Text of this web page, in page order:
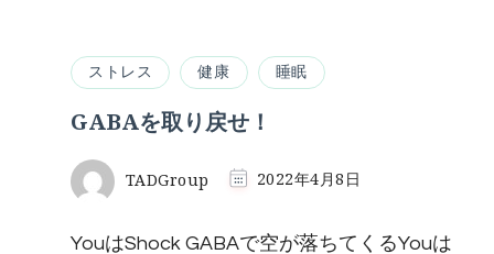
ストレス 健康 睡眠
GABAを取り戻せ！
TADGroup 2022年4月8日
YouはShock GABAで空が落ちてくるYouは